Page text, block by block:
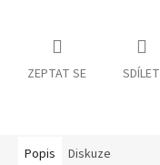
ZEPTAT SE SDÍLET
Popis Diskuze